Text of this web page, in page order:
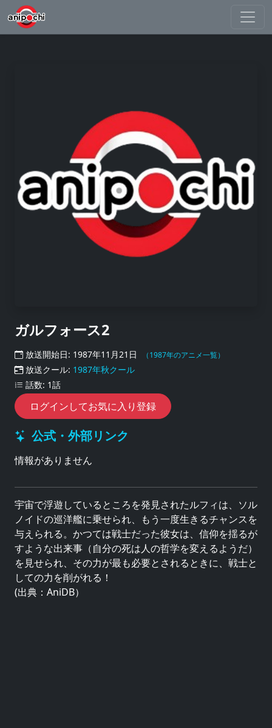
ガルフォース2
放送開始日: 1987年11月21日 （1987年のアニメ一覧）
放送クール: 1987年秋クール
話数: 1話
ログインしてお気に入り登録
公式・外部リンク
情報がありません
宇宙で浮遊しているところを発見されたルフィは、ソル
ノイドの巡洋艦に乗せられ、もう一度生きるチャンスを
与えられる。かつては戦士だった彼女は、信仰を揺るが
すような出来事（自分の死は人の哲学を変えるようだ）
を見せられ、その力が最も必要とされるときに、戦士と
しての力を削がれる！
(出典：AniDB）